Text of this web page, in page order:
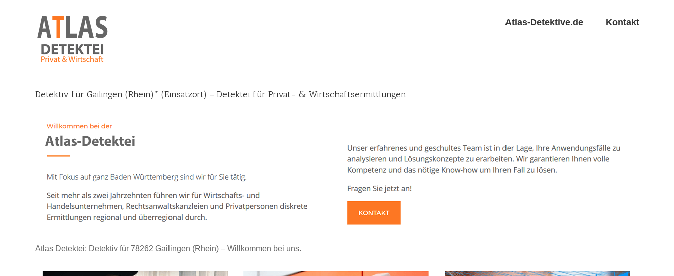
Atlas-Detektive.de Kontakt
Detektiv für Gailingen (Rhein)* (Einsatzort) – Detektei für Privat- & Wirtschaftsermittlungen
Atlas Detektei: Detektiv für 78262 Gailingen (Rhein) – Willkommen bei uns.